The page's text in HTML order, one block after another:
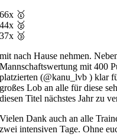
66x 🥇
44x 🥈
37x 🥉
mit nach Hause nehmen.
Mannschaftswertung mit 400
platzierten (@kanu_lvb ) klar
großes Lob an alle für diese
diesen Titel nächstes Jahr zu
Vielen Dank auch an alle
zwei intensiven Tage. Ohne